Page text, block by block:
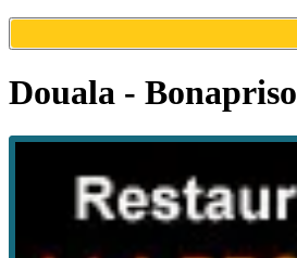
Douala - Bonapriso